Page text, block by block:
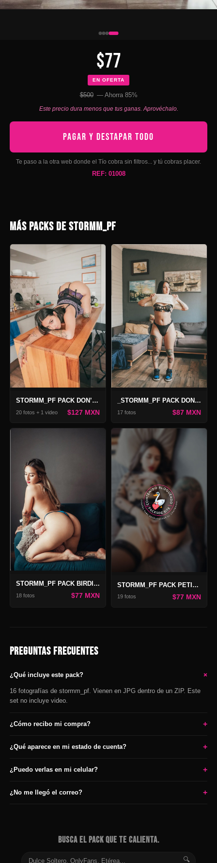
$77
EN OFERTA
$500 — Ahorra 85%
Este precio dura menos que tus ganas. Aprovéchalo.
PAGAR Y DESTAPAR TODO
Te paso a la otra web donde el Tío cobra sin filtros... y tú cobras placer.
REF: 01008
MÁS PACKS DE STORMM_PF
STORMM_PF PACK DON’T FORGET 2
20 fotos + 1 video $127 MXN
_STORMM_PF PACK DONT FORGET
17 fotos $87 MXN
STORMM_PF PACK BIRDIE 2
18 fotos $77 MXN
STORMM_PF PACK PETITE DAME 2
19 fotos $77 MXN
PREGUNTAS FRECUENTES
¿Qué incluye este pack? +
16 fotografías de stormm_pf. Vienen en JPG dentro de un ZIP. Este
set no incluye video.
¿Cómo recibo mi compra? +
¿Qué aparece en mi estado de cuenta? +
¿Puedo verlas en mi celular? +
¿No me llegó el correo? +
BUSCA EL PACK QUE TE CALIENTA.
🔍